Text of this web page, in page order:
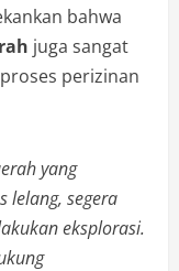
bahwa
juga sangat
perizinan
yang
lelang, segera
eksplorasi.